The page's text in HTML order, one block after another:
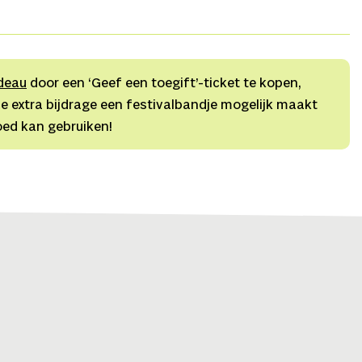
door een ‘Geef een toegift’-ticket te kopen,
extra bijdrage een festivalbandje mogelijk maakt
kan gebruiken!